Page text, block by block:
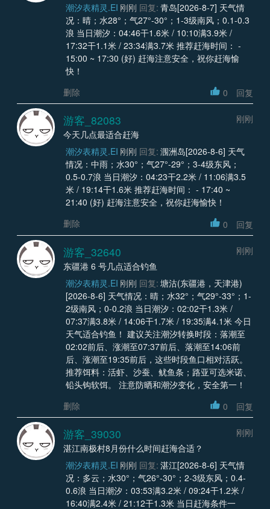
潮汐表精灵.EI 刚刚 回复: 青岛[2026-8-7] 天气情
况：晴；水28°；气27°-30°；1-3级南风；0.1-0.3
浪 当日潮汐：04:46干1.6米 / 10:10满3.9米 /
17:32干1.1米 / 23:34满3.7米 推荐赶海时间： -
15:00 ~ 17:30 (好) 赶海注意安全，祝你赶海愉
快！
删除
0 回复
游客_82083
刚刚
今天几点最适合赶海
潮汐表精灵.EI 刚刚 回复: 涠洲岛[2026-8-6] 天气
情况：中雨；水30°；气27°-29°；3-4级东风；
0.5-0.7浪 当日潮汐：04:23干2.2米 / 11:06满3.5
米 / 19:14干1.6米 推荐赶海时间： - 17:40 ~
21:40 (好) 赶海注意安全，祝你赶海愉快！
删除
0 回复
游客_32640
刚刚
东疆港 6 号几点适合钓鱼
潮汐表精灵.EI 刚刚 回复: 塘沽(东疆港，天津港)
[2026-8-6] 天气情况：晴；水32°；气29°-33°；1-
2级南风；0-0.2浪 当日潮汐：02:02干1.3米 /
07:37满3.8米 / 14:06干1.7米 / 19:35满4.1米 今日
天气适合钓鱼！ 建议关注潮汐转换时段：落潮至
02:02前后、涨潮至07:37前后、落潮至14:06前
后、涨潮至19:35前后，这些时段鱼口相对活跃。
推荐饵料：活虾、沙蚕、鱿鱼条；路亚可选米诺、
铅头钩软饵。 注意防晒和潮汐变化，安全第一！
删除
0 回复
游客_39030
刚刚
湛江南极村8月份什么时间赶海合适？
潮汐表精灵.EI 刚刚 回复: 湛江[2026-8-6] 天气情
况：多云；水30°；气26°-30°；2-3级东风；0.4-
0.6浪 当日潮汐：03:53满3.2米 / 09:24干1.2米 /
16:40满2.4米 / 21:12干1.3米 当日赶海条件一